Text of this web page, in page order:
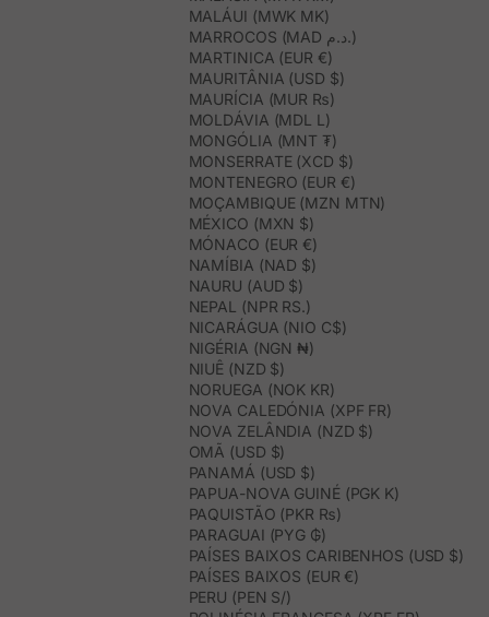
MALÁUI (MWK MK)
MARROCOS (MAD د.م.)
MARTINICA (EUR €)
MAURITÂNIA (USD $)
MAURÍCIA (MUR ₨)
MOLDÁVIA (MDL L)
MONGÓLIA (MNT ₮)
MONSERRATE (XCD $)
MONTENEGRO (EUR €)
MOÇAMBIQUE (MZN MTN)
MÉXICO (MXN $)
MÓNACO (EUR €)
NAMÍBIA (NAD $)
NAURU (AUD $)
NEPAL (NPR RS.)
NICARÁGUA (NIO C$)
NIGÉRIA (NGN ₦)
NIUÊ (NZD $)
NORUEGA (NOK KR)
NOVA CALEDÓNIA (XPF FR)
NOVA ZELÂNDIA (NZD $)
OMÃ (USD $)
PANAMÁ (USD $)
PAPUA-NOVA GUINÉ (PGK K)
PAQUISTÃO (PKR ₨)
PARAGUAI (PYG ₲)
PAÍSES BAIXOS CARIBENHOS (USD $)
PAÍSES BAIXOS (EUR €)
PERU (PEN S/)